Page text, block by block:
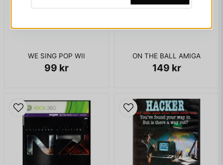
WE SING POP WII
99 kr
ON THE BALL AMIGA
149 kr